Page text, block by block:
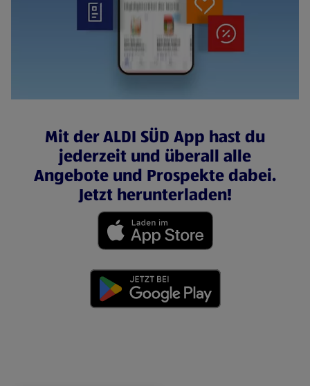
Mit der ALDI SÜD App hast du
jederzeit und überall alle
Angebote und Prospekte dabei.
Jetzt herunterladen!